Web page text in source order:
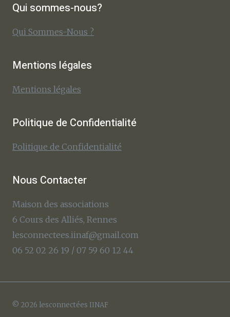
Qui sommes-nous?
Qui Sommes-Nous ?
Mentions légales
Mentions légales
Politique de Confidentialité
Politique de Confidentialité
Nous Contacter
Maison des associations
6 Cours des Alliés, Rennes
lesconnectees.iinaf@gmail.com
06 52 02 26 19 / 07 59 60 12 44
© 2026 lesconnectées IINAF